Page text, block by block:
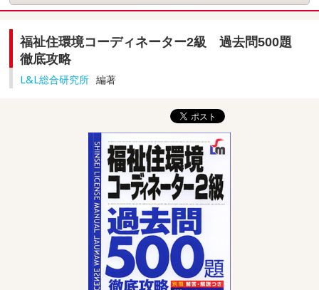
福祉住環境コーディネーター2級 過去問500題
徹底攻略
L&L総合研究所 編著